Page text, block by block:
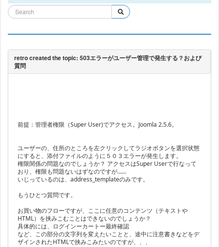
前提：管理者権限（Super User)でアクセス。Joomla 2.5.6。
ユーザーの、住所のところを左クリックしてラジオボタンを選択状態
にすると、添付ファイルのように５０３エラーが発生します。
権限関係の問題なのでしょうか？ アクセスはSuper Userで行なって
おり、権限も問題ないはずなのですが……
いじっているのは、address_templateのみです。
もうひとつ質問です。
お買い物のフローですが、ここに任意のコンテンツ（テキストや
HTML）を挟みこむことはできないのでしょうか？
具体的には、ログインーカートー最終確認
など、この部分の文字列を変えたいことと、途中に注意書きなどをデ
ザインされたHTMLで挟みこみたいのですが、、、